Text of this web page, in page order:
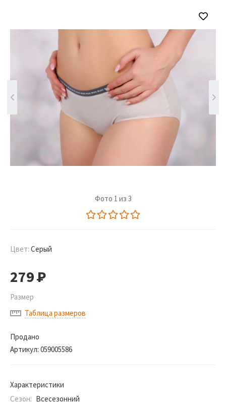
Фото 1 из 3
Цвет: Серый
279Р
Размер
Таблица размеров
Продано
Артикул: 059005586
Характеристики
Сезон: Всесезонний